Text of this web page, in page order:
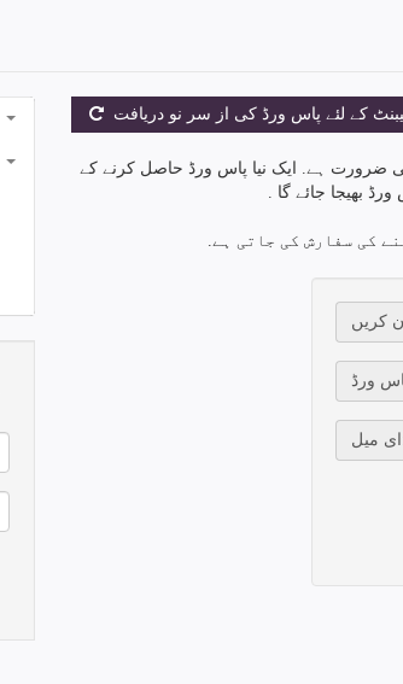
کے لئے پاس ورڈ کی از سر نو دریافت
کی ضرورت ہے. ایک نیا پاس ورڈ حاصل کرنے کے
بھیجا جائے گا .
کی سفارش کی جاتی ہے.